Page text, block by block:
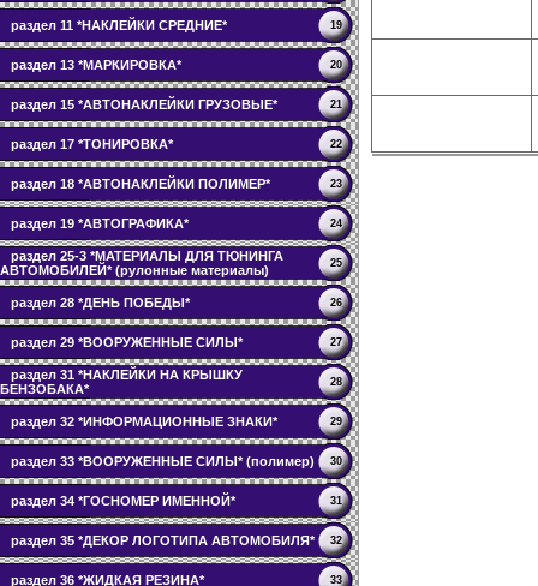
раздел 11 *НАКЛЕЙКИ СРЕДНИЕ* 19
раздел 13 *МАРКИРОВКА* 20
раздел 15 *АВТОНАКЛЕЙКИ ГРУЗОВЫЕ* 21
раздел 17 *ТОНИРОВКА* 22
раздел 18 *АВТОНАКЛЕЙКИ ПОЛИМЕР* 23
раздел 19 *АВТОГРАФИКА* 24
раздел 25-3 *МАТЕРИАЛЫ ДЛЯ ТЮНИНГА
АВТОМОБИЛЕЙ* (рулонные материалы)
25
раздел 28 *ДЕНЬ ПОБЕДЫ* 26
раздел 29 *ВООРУЖЕННЫЕ СИЛЫ* 27
раздел 31 *НАКЛЕЙКИ НА КРЫШКУ
БЕНЗОБАКА*
28
раздел 32 *ИНФОРМАЦИОННЫЕ ЗНАКИ* 29
раздел 33 *ВООРУЖЕННЫЕ СИЛЫ* (полимер) 30
раздел 34 *ГОСНОМЕР ИМЕННОЙ* 31
раздел 35 *ДЕКОР ЛОГОТИПА АВТОМОБИЛЯ* 32
раздел 36 *ЖИДКАЯ РЕЗИНА* 33